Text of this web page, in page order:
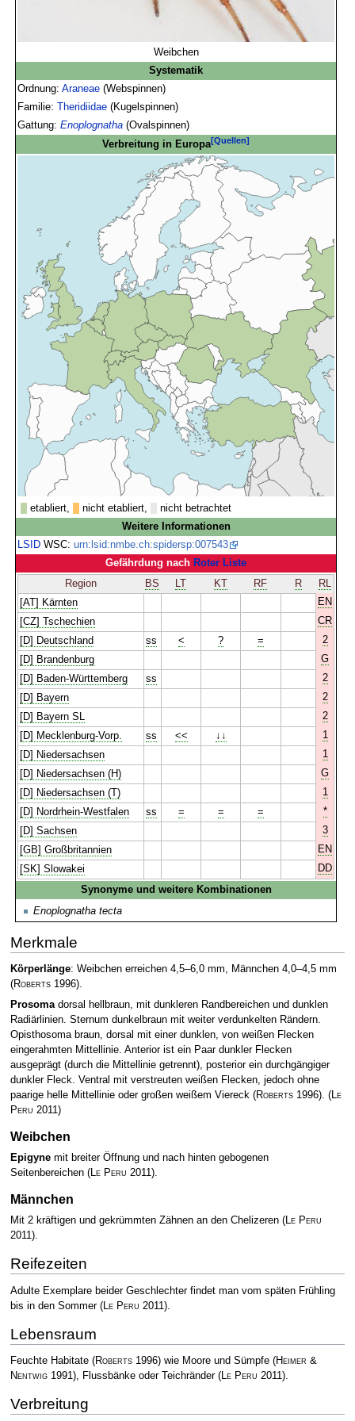
Weibchen
Systematik
Ordnung:Araneae (Webspinnen)
Familie:Theridiidae (Kugelspinnen)
Gattung:Enoplognatha (Ovalspinnen)
Verbreitung in Europa[Quellen]
etabliert, nicht etabliert,
nicht betrachtet
Weitere Informationen
LSID WSC:urn:lsid:nmbe.ch:spidersp:007543
Gefährdung nach Roter Liste
Region
BS LT KT RF R
RL
[AT] Kärnten
EN
[CZ] Tschechien
CR
[D] Deutschland
ss < ? =
2
[D] Brandenburg
G
[D] Baden-Württemberg
ss
2
[D] Bayern
2
[D] Bayern SL
2
[D] Mecklenburg-Vorp.
ss << ↓↓
1
[D] Niedersachsen
1
[D] Niedersachsen (H)
G
[D] Niedersachsen (T)
1
[D] Nordrhein-Westfalen
ss = = =
*
[D] Sachsen
3
[GB] Großbritannien
EN
[SK] Slowakei
DD
Synonyme und weitere Kombinationen
Enoplognatha tecta
Merkmale
Körperlänge: Weibchen erreichen 4,5–6,0 mm, Männchen 4,0–4,5 mm
(Roberts1996).
Prosomadorsal hellbraun, mit dunkleren Randbereichen und dunklen
Radiärlinien. Sternum dunkelbraun mit weiter verdunkelten Rändern.
Opisthosoma braun, dorsal mit einer dunklen, von weißen Flecken
eingerahmten Mittellinie. Anterior ist ein Paar dunkler Flecken
ausgeprägt (durch die Mittellinie getrennt), posterior ein durchgängiger
dunkler Fleck. Ventral mit verstreuten weißen Flecken, jedoch ohne
paarige helle Mittellinie oder großen weißem Viereck (Roberts1996). (Le
Peru 2011)
Weibchen
Epigynemit breiter Öffnung und nach hinten gebogenen
Seitenbereichen (Le Peru 2011).
Männchen
Mit 2 kräftigen und gekrümmten Zähnen an den Chelizeren (Le Peru
2011).
Reifezeiten
Adulte Exemplare beider Geschlechter findet man vom späten Frühling
bis in den Sommer (Le Peru 2011).
Lebensraum
Feuchte Habitate (Roberts1996)wie Moore und Sümpfe (Heimer &
Nentwig1991), Flussbänke oder Teichränder (Le Peru 2011).
Verbreitung